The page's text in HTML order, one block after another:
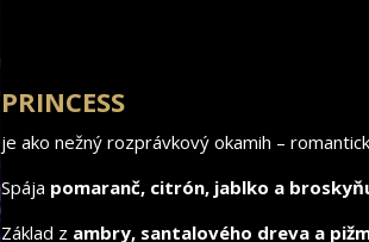
PRINCESS
je ako nežný rozprávkový okamih –
Spája pomaranč, citrón, jablko a
Základ z ambry, santalového dreva a